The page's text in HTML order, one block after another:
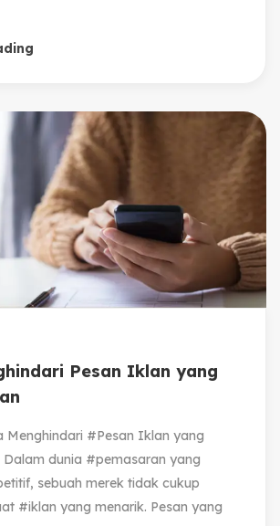
Pesan Iklan yang
Menghindari #Pesan Iklan yang
dunia #pemasaran yang
sebuah merek tidak cukup
#iklan yang menarik. Pesan yang